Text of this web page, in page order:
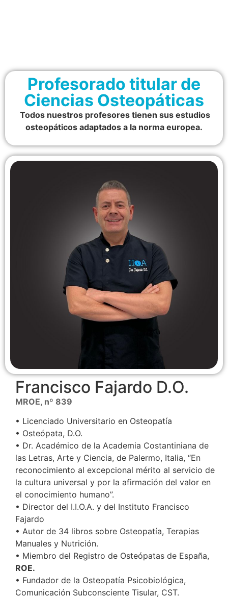
Profesorado titular de
Ciencias Osteopáticas
Todos nuestros profesores tienen sus estudios
osteopáticos adaptados a la norma europea.
Francisco Fajardo D.O.
MROE, nº 839
• Licenciado Universitario en Osteopatía
• Osteópata, D.O.
• Dr. Académico de la Academia Costantiniana de
las Letras, Arte y Ciencia, de Palermo, Italia, “En
reconocimiento al excepcional mérito al servicio de
la cultura universal y por la afirmación del valor en
el conocimiento humano”.
• Director del I.I.O.A. y del Instituto Francisco
Fajardo
• Autor de 34 libros sobre Osteopatía, Terapias
Manuales y Nutrición.
• Miembro del Registro de Osteópatas de España,
ROE.
• Fundador de la Osteopatía Psicobiológica,
Comunicación Subconsciente Tisular, CST.